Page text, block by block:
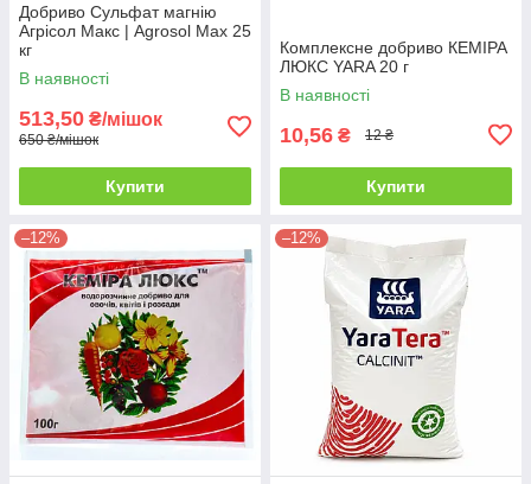
Добриво Сульфат магнію
Агрісол Макс | Agrosol Max 25
кг
В наявності
513,50 ₴/мішок
650 ₴/мішок
Купити
Комплексне добриво КЕМІРА
ЛЮКС YARA 20 г
В наявності
10,56 ₴ 12 ₴
Купити
–12% –12%